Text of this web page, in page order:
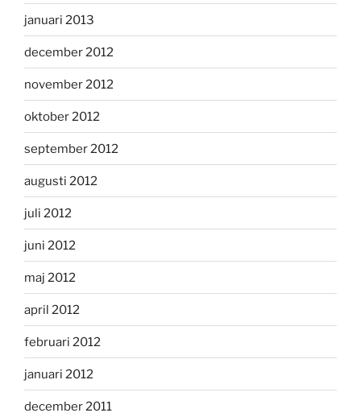
januari 2013
december 2012
november 2012
oktober 2012
september 2012
augusti 2012
juli 2012
juni 2012
maj 2012
april 2012
februari 2012
januari 2012
december 2011